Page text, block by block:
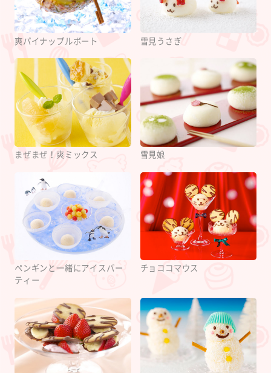
爽パイナップルボート 雪見うさぎ
まぜまぜ！爽ミックス 雪見娘
ペンギンと一緒にアイスパー
ティー
チョココマウス